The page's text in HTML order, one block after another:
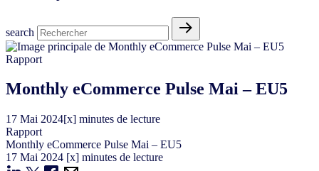
search
Rapport
Monthly eCommerce Pulse Mai – EU5
17 Mai 2024[x] minutes de lecture
Rapport
Monthly eCommerce Pulse Mai – EU5
17 Mai 2024 [x] minutes de lecture